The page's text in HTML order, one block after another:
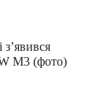
M3 (фото)